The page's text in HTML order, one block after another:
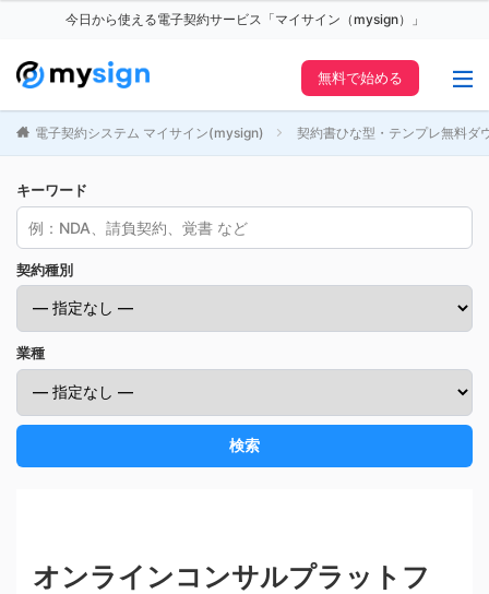
今日から使える電子契約サービス「マイサイン（mysign）」
無料で始める
電子契約システム マイサイン(mysign) 契約書ひな型・テンプレ無料ダ
キーワード
契約種別
業種
検索
オンラインコンサルプラットフ